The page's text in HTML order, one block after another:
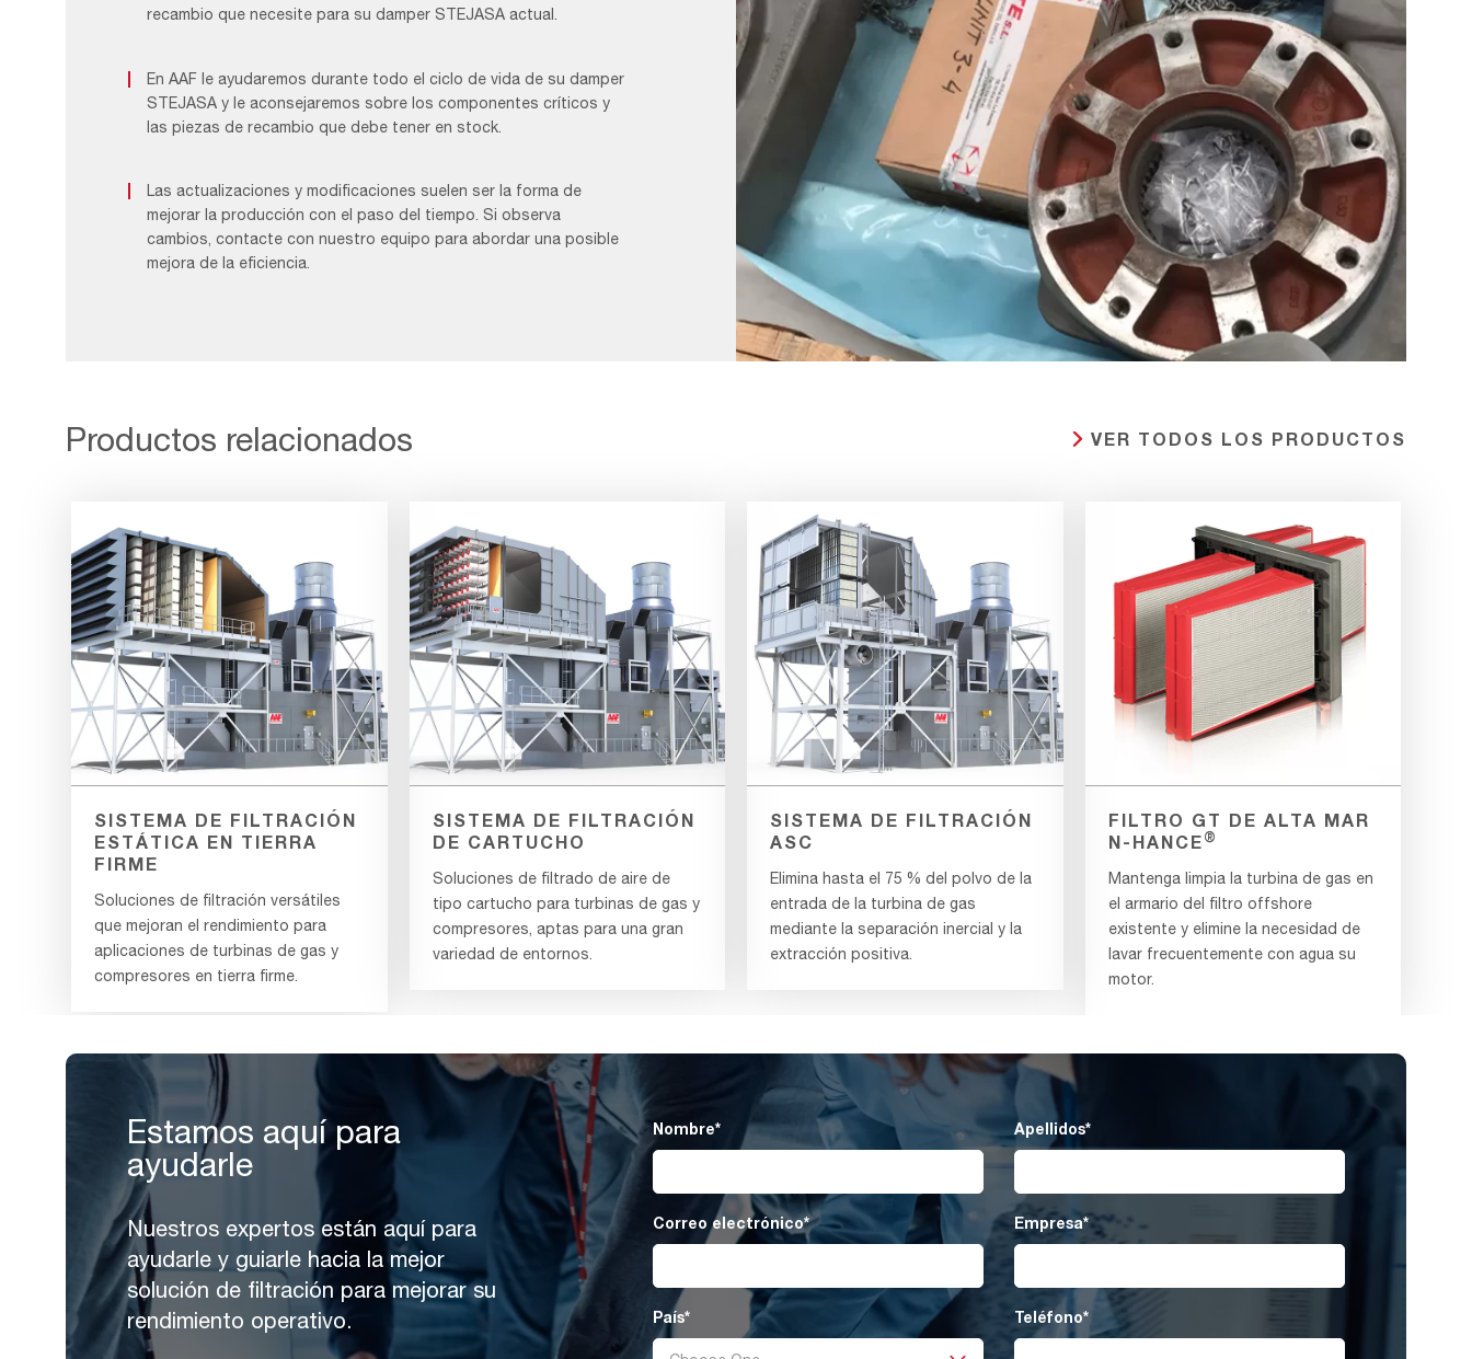
Aftermarket_F&B
1
recambio que necesite para su damper STEJASA actual.
En AAF le ayudaremos durante todo el ciclo de vida de su damper
STEJASA y le aconsejaremos sobre los componentes críticos y
las piezas de recambio que debe tener en stock.
Las actualizaciones y modificaciones suelen ser la forma de
mejorar la producción con el paso del tiempo. Si observa
cambios, contacte con nuestro equipo para abordar una posible
mejora de la eficiencia.
Productos relacionados VER TODOS LOS PRODUCTOS
SISTEMA DE FILTRACIÓN
ESTÁTICA EN TIERRA
FIRME
Soluciones de filtración versátiles
que mejoran el rendimiento para
aplicaciones de turbinas de gas y
compresores en tierra firme.
SISTEMA DE FILTRACIÓN
DE CARTUCHO
Soluciones de filtrado de aire de
tipo cartucho para turbinas de gas y
compresores, aptas para una gran
variedad de entornos.
SISTEMA DE FILTRACIÓN
ASC
Elimina hasta el 75 % del polvo de la
entrada de la turbina de gas
mediante la separación inercial y la
extracción positiva.
FILTRO GT DE ALTA MAR
N-HANCE ®
Mantenga limpia la turbina de gas en
el armario del filtro offshore
existente y elimine la necesidad de
lavar frecuentemente con agua su
motor.
Estamos aquí para
ayudarle
Nuestros expertos están aquí para
ayudarle y guiarle hacia la mejor
solución de filtración para mejorar su
rendimiento operativo.
Nombre* Apellidos*
Correo electrónico* Empresa*
País* Teléfono*